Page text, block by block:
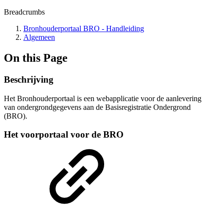
Breadcrumbs
Bronhouderportaal BRO - Handleiding
Algemeen
On this Page
Beschrijving
Het Bronhouderportaal is een webapplicatie voor de aanlevering
van ondergrondgegevens aan de Basisregistratie Ondergrond
(BRO).
Het voorportaal voor de BRO